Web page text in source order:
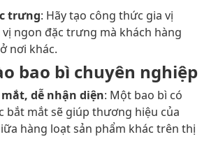
trưng: Hãy tạo công thức gia vị
ngon đặc trưng mà khách hàng
nơi khác.
bao bì chuyên nghiệp
dễ nhận diện: Một bao bì có
bắt mắt sẽ giúp thương hiệu của
hàng loạt sản phẩm khác trên thị